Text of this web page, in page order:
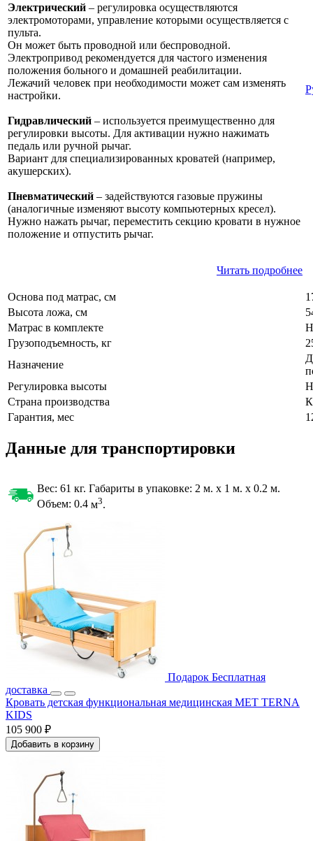
Электрический – регулировка осуществляются
электромоторами, управление которыми осуществляется с
пульта.
Он может быть проводной или беспроводной.
Электропривод рекомендуется для частого изменения
положения больного и домашней реабилитации.
Лежачий человек при необходимости может сам изменять
настройки.
Гидравлический – используется преимущественно для
регулировки высоты. Для активации нужно нажимать
педаль или ручной рычаг.
Вариант для специализированных кроватей (например,
акушерских).
Пневматический – задействуются газовые пружины
(аналогичные изменяют высоту компьютерных кресел).
Нужно нажать рычаг, переместить секцию кровати в нужное
положение и отпустить рычаг.
Читать подробнее
Основа под матрас, см
Высота ложа, см
Матрас в комплекте
Грузоподъемность, кг
Назначение
Регулировка высоты
Страна производства
Гарантия, мес
Данные для транспортировки
Вес: 61 кг. Габариты в упаковке: 2 м. x 1 м. x 0.2 м.
Объем: 0.4 м3.
Подарок Бесплатная
доставка
Кровать детская функциональная медицинская MET TERNA
KIDS
105 900 ₽
Добавить в корзину